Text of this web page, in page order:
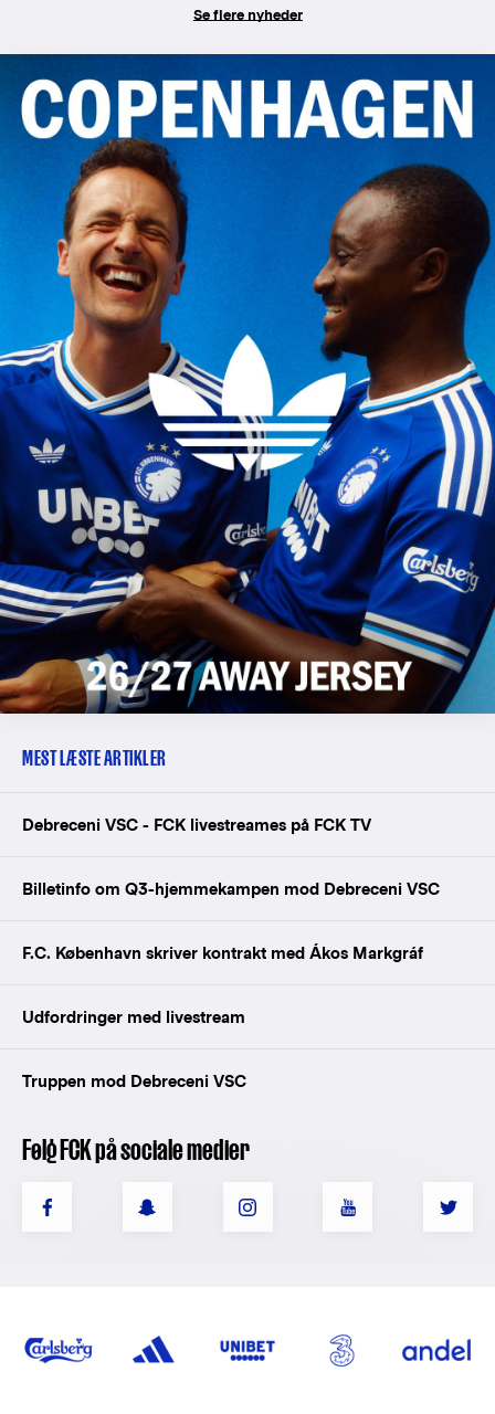
Se flere nyheder
MEST LÆSTE ARTIKLER
Debreceni VSC - FCK livestreames på FCK TV
Billetinfo om Q3-hjemmekampen mod Debreceni VSC
F.C. København skriver kontrakt med Ákos Markgráf
Udfordringer med livestream
Truppen mod Debreceni VSC
Følg FCK på sociale medier